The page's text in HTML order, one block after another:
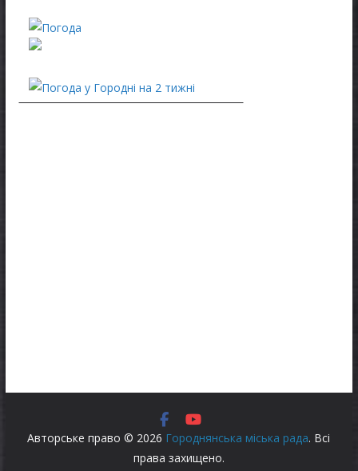
Авторське право © 2026 Городнянська міська рада. Всі
права захищено.